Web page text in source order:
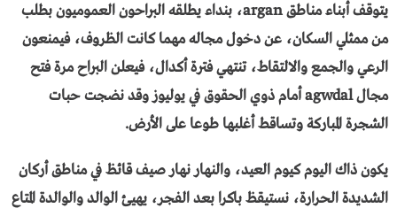
يتوقف أبناء مناطق argan، بنداء يطلقه البراحون العموميون بطلب
من ممثلي السكان، عن دخول مجاله مهما كانت الظروف، فيمنعون
الرعي والجمع والالتقاط، تنتهي فترة أكدال، فيعلن البراح مرة فتح
مجال agwdal أمام ذوي الحقوق في يوليوز وقد نضجت حبات
الشجرة المباركة وتساقط أغلبها طوعا على الأرض.
يكون ذاك اليوم كيوم العيد، والنهار نهار صيف قائظ في مناطق أركان
الشديدة الحرارة، نستيقظ باكرا بعد الفجر، يهيئ الوالد والوالدة المتاع